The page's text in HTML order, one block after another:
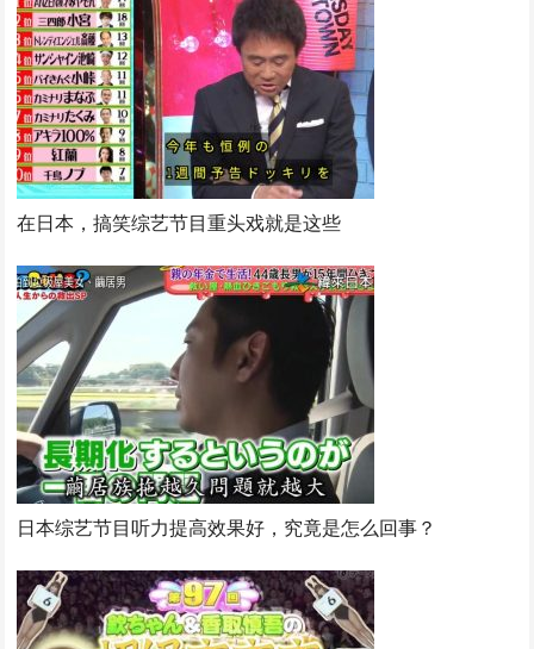
在日本，搞笑综艺节目重头戏就是这些
日本综艺节目听力提高效果好，究竟是怎么回事？